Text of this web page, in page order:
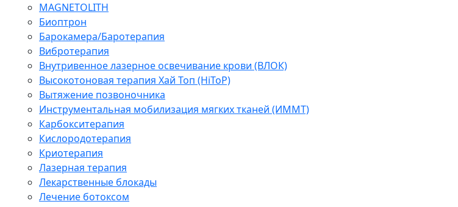
MAGNETOLITH
Биоптрон
Барокамера/Баротерапия
Вибротерапия
Внутривенное лазерное освечивание крови (ВЛОК)
Высокотоновая терапия Хай Топ (HiToP)
Вытяжение позвоночника
Инструментальная мобилизация мягких тканей (ИММТ)
Карбокситерапия
Кислородотерапия
Криотерапия
Лазерная терапия
Лекарственные блокады
Лечение ботоксом